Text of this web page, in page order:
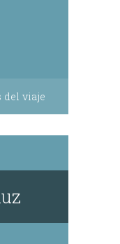
del viaje